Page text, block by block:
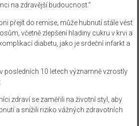
na zdravější budoucnost.“
přejít do remise, může hubnutí stále vést
včetně zlepšení hladiny cukru v krvi a
diabetu, jako je srdeční infarkt a
posledních 10 letech významně vzrostly
zdraví se zaměřili na životní styl, aby
a snížili riziko vážných zdravotních